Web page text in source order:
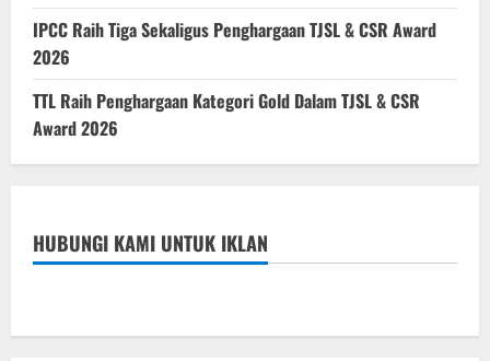
IPCC Raih Tiga Sekaligus Penghargaan TJSL & CSR Award
2026
TTL Raih Penghargaan Kategori Gold Dalam TJSL & CSR
Award 2026
HUBUNGI KAMI UNTUK IKLAN